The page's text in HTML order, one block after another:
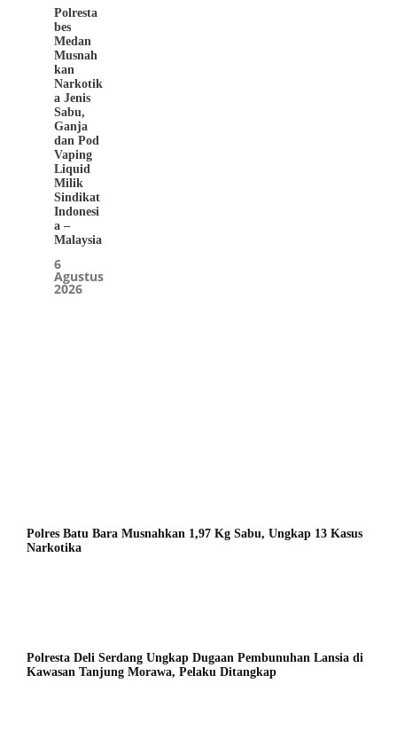
Polresta
bes
Medan
Musnah
kan
Narkotik
a Jenis
Sabu,
Ganja
dan Pod
Vaping
Liquid
Milik
Sindikat
Indonesi
a –
Malaysia
6
Agustus
2026
Polres Batu Bara Musnahkan 1,97 Kg Sabu, Ungkap 13 Kasus
Narkotika
Polresta Deli Serdang Ungkap Dugaan Pembunuhan Lansia di
Kawasan Tanjung Morawa, Pelaku Ditangkap